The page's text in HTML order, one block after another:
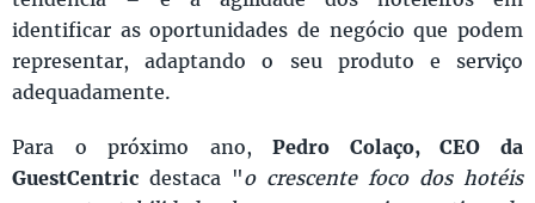
identificar as oportunidades de negócio que podem
representar, adaptando o seu produto e serviço
adequadamente.
Para o próximo ano,Pedro Colaço, CEO da
GuestCentric destaca "o crescente foco dos hotéis